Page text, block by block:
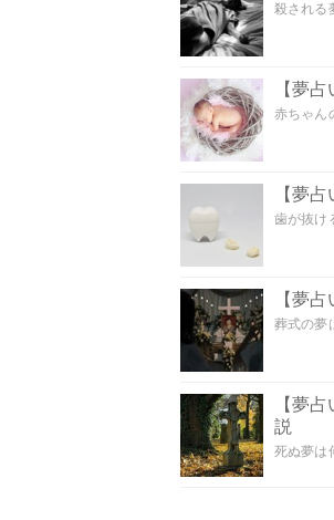
殺される
【夢
赤ちゃん
【夢
歯が抜け
【夢
葬式の夢
【夢
説
死ぬ夢は